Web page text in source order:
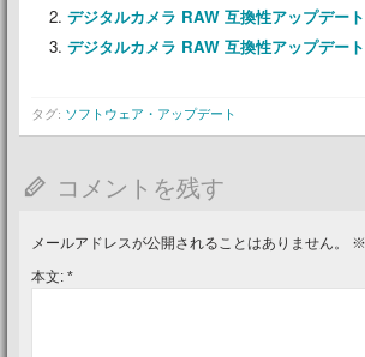
デジタルカメラ RAW 互換性アップデー
デジタルカメラ RAW 互換性アップデー
タグ: ソフトウェア・アップデート
コメントを残す
メールアドレスが公開されることはありません。 ※
本文: *